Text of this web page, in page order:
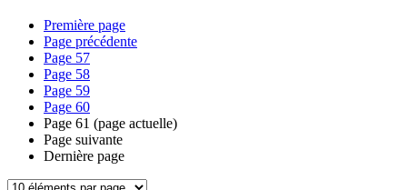
Première page
Page précédente
Page 57
Page 58
Page 59
Page 60
Page 61 (page actuelle)
Page suivante
Dernière page